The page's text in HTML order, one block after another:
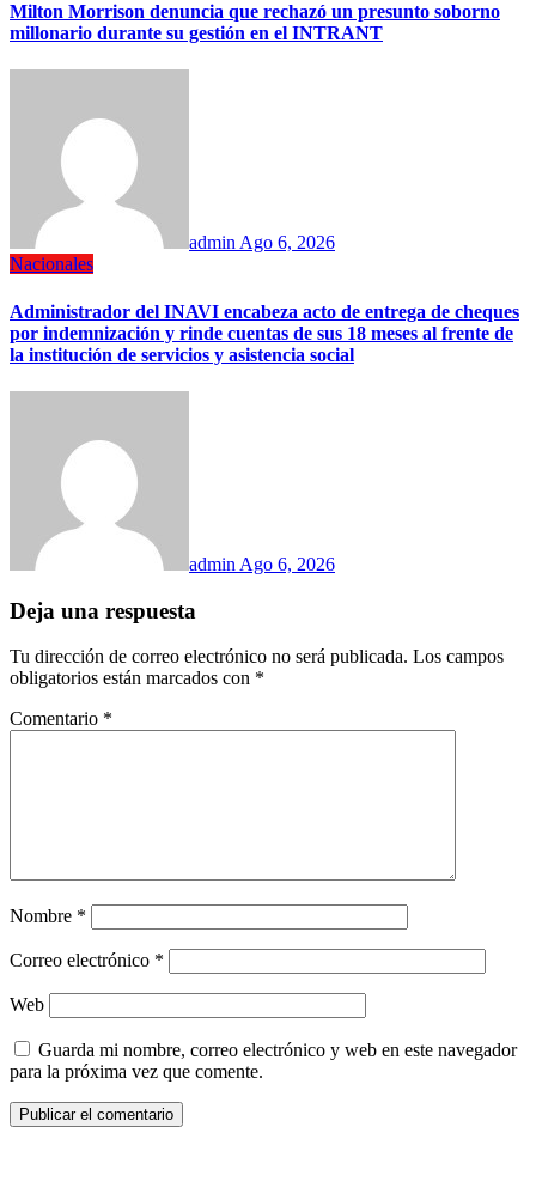
Milton Morrison denuncia que rechazó un presunto soborno
millonario durante su gestión en el INTRANT
adminAgo 6, 2026
Nacionales
Administrador del INAVI encabeza acto de entrega de cheques
por indemnización y rinde cuentas de sus 18 meses al frente de
la institución de servicios y asistencia social
admin Ago 6, 2026
Deja una respuesta
Tu dirección de correo electrónico no será publicada. Los campos
obligatorios están marcados con *
Comentario *
Nombre *
Correo electrónico *
Web
Guarda mi nombre, correo electrónico y web en este navegador
para la próxima vez que comente.